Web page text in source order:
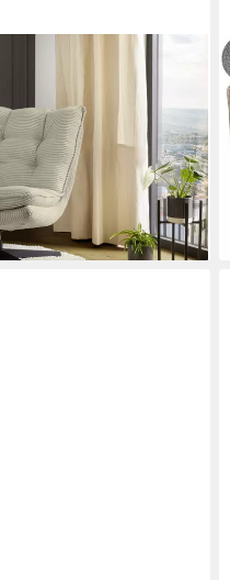
47 cm, Set: mit